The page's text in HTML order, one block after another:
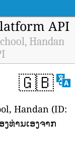
API
Handan
🇬🇧
Handan (ID:
ທ່ານເອງຈາກ